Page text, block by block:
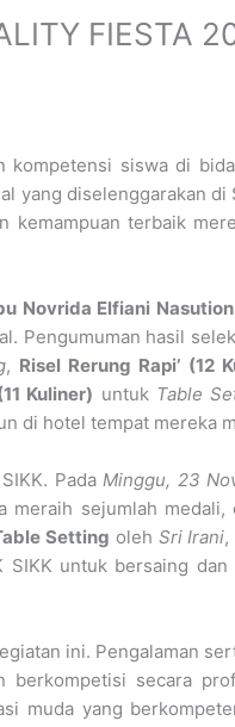
FIESTA
siswa di
yang diselenggarakan di
kemampuan terbaik
Novrida Elfiani
Pengumuman hasil
, Risel Rerung Rapi’ (12
Kuliner) untuk Table
di hotel tempat mereka
Pada Minggu, 23
meraih sejumlah medali,
Setting oleh Sri Irani,
untuk bersaing
ini. Pengalaman
berkompetisi secara
muda yang